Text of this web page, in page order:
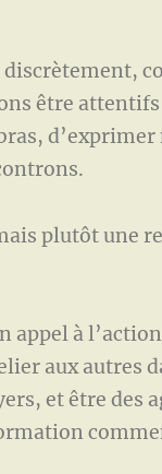
être
plutôt une
à
aux autres
et être des